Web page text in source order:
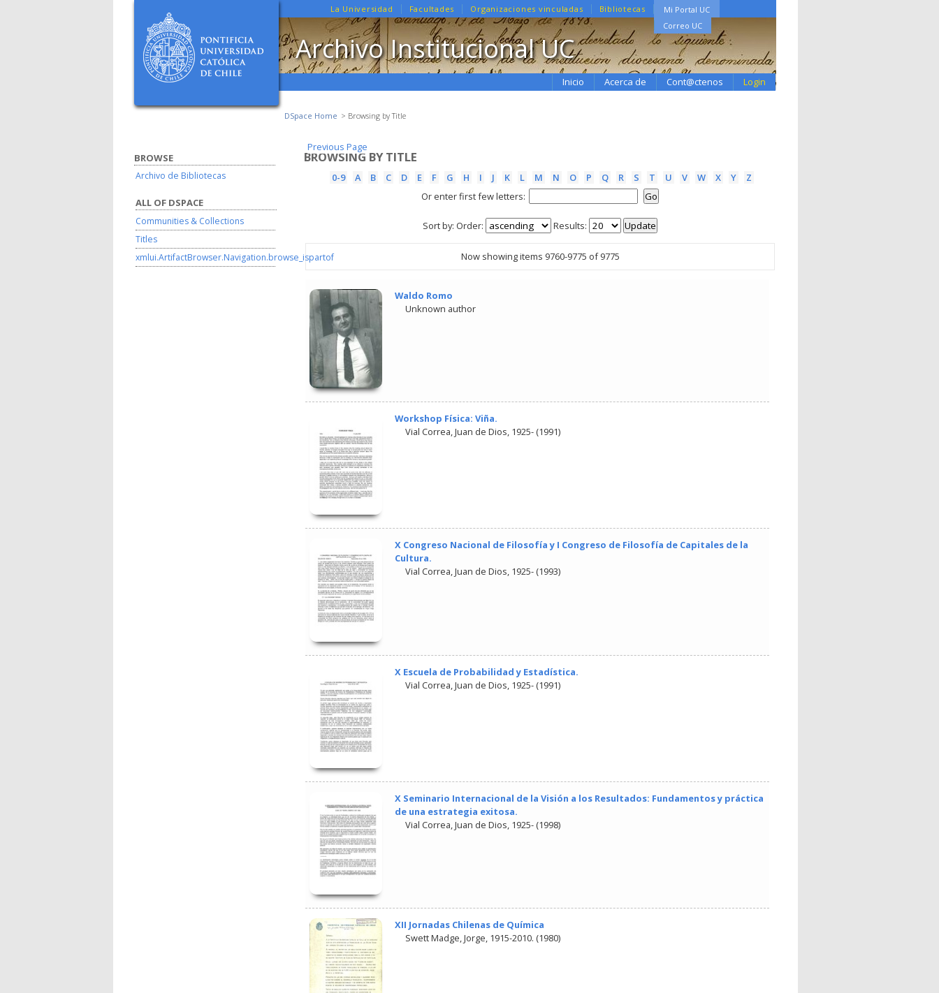
Mi Portal UC
Correo UC
La Universidad Facultades Organizaciones vinculadas Bibliotecas
Archivo Institucional UC
Login
Inicio Acerca de Cont@ctenos
DSpace Home Browsing by Title
BROWSING BY TITLE
0-9 A B C D E F G H I J K L M N O P Q R S T U V W X Y
Z
Or enter first few letters:
Sort by: Order: Results:
Previous Page
Now showing items 9760-9775 of 9775
Waldo Romo
Unknown author
Workshop Física: Viña.
Vial Correa, Juan de Dios, 1925- (1991)
X Congreso Nacional de Filosofía y I Congreso de Filosofía de Capitales de la
Cultura.
Vial Correa, Juan de Dios, 1925- (1993)
X Escuela de Probabilidad y Estadística.
Vial Correa, Juan de Dios, 1925- (1991)
X Seminario Internacional de la Visión a los Resultados: Fundamentos y práctica
de una estrategia exitosa.
Vial Correa, Juan de Dios, 1925- (1998)
XII Jornadas Chilenas de Química
Swett Madge, Jorge, 1915-2010. (1980)
Previous Page
BROWSE
Archivo de Bibliotecas
ALL OF DSPACE
Communities & Collections
Titles
xmlui.ArtifactBrowser.Navigation.browse_ispartof